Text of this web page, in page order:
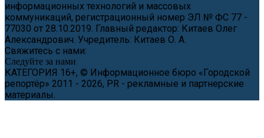
информационных технологий и массовых
коммуникаций, регистрационный номер ЭЛ № ФС 77 -
77030 от 28.10.2019. Главный редактор: Китаев Олег
Александрович. Учредитель: Китаев О. А.
Свяжитесь с нами:
Следуйте за нами
КАТЕГОРИЯ 16+, © Информационное бюро «Городской
репортёр» 2011 - 2026, PR - рекламные и партнерские
материалы.